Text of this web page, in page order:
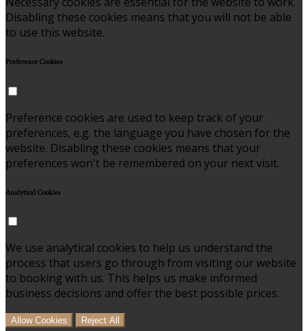
Disabling these cookies means that you will not be able
to use this website.
Preference Cookies
Preference cookies are used to keep track of your
preferences, e.g. the language you have chosen for the
website. Disabling these cookies means that your
preferences won't be remembered on your next visit.
Analytical Cookies
We use analytical cookies to help us understand the
process that users go through from visiting our website
to booking with us. This helps us make informed
business decisions and offer the best possible prices.
Allow Cookies Reject All